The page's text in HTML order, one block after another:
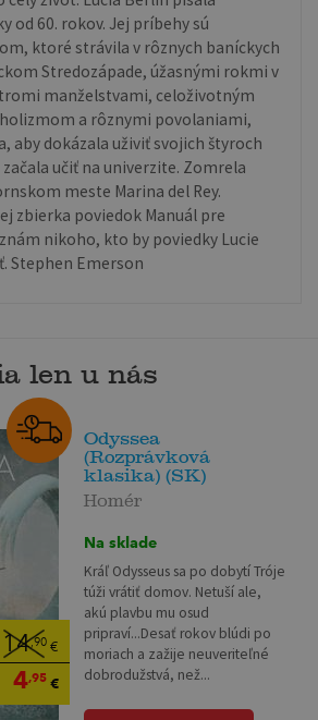
od 60. rokov. Jej príbehy sú
ktoré strávila v rôznych baníckych
Stredozápade, úžasnými rokmi v
manželstvami, celoživotným
a rôznymi povolaniami,
aby dokázala uživiť svojich štyroch
začala učiť na univerzite. Zomrela
meste Marina del Rey.
zbierka poviedok Manuál pre
nikoho, kto by poviedky Lucie
Stephen Emerson
len u nás
14,90€
4,95€
Odyssea
(Rozprávková
klasika) (SK)
Homér
Na sklade
Kráľ Odysseus sa po dobytí Tróje
túži vrátiť domov. Netuší ale,
akú plavbu mu osud
pripraví...Desať rokov blúdi po
moriach a zažije neuveriteľné
dobrodužstvá, než...